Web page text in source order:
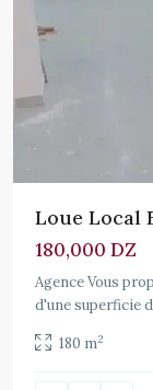
Loue Local
180,000 DZ
Agence Vous
d'une superficie
180 m2